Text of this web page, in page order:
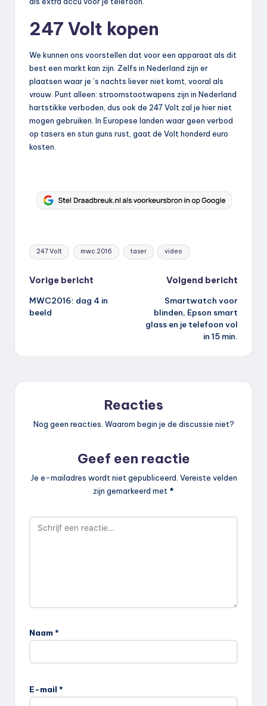
247 Volt kopen
We kunnen ons voorstellen dat voor een apparaat als dit
best een markt kan zijn. Zelfs in Nederland zijn er
plaatsen waar je ’s nachts liever niet komt, vooral als
vrouw. Punt alleen: stroomstootwapens zijn in Nederland
hartstikke verboden, dus ook de 247 Volt zal je hier niet
mogen gebruiken. In Europese landen waar geen verbod
op tasers en stun guns rust, gaat de Volt honderd euro
kosten.
Tags:
247 Volt mwc 2016 taser video
Bericht
navigatie
Vorige bericht
MWC2016: dag 4 in
beeld
Volgend bericht
Smartwatch voor
blinden, Epson smart
glass en je telefoon vol
in 15 min.
Reacties
Nog geen reacties. Waarom begin je de discussie niet?
Geef een reactie
Je e-mailadres wordt niet gepubliceerd. Vereiste velden
zijn gemarkeerd met *
Naam *
E-mail *